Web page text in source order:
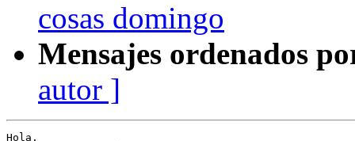
cosas domingo
Mensajes ordenados
autor ]
Hola.